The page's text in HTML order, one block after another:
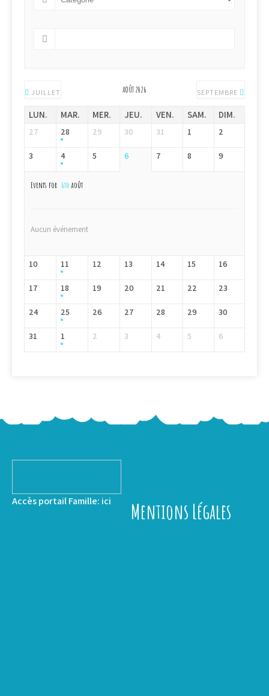
JUILLET AOÛT 2026 SEPTEMBRE
LUN. MAR. MER. JEU. VEN. SAM. DIM.
27 28 29 30 31 1 2
3 4 5 6 7 8 9
Events for 6th août
Aucun événement
10 11 12 13 14 15 16
17 18 19 20 21 22 23
24 25 26 27 28 29 30
31 1 2 3 4 5 6
Accès portail Famille: ici Mentions Légales